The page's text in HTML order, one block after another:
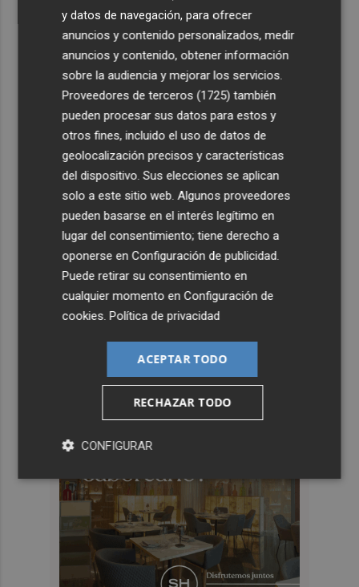
y datos de navegación, para ofrecer
anuncios y contenido personalizados, medir
anuncios y contenido, obtener información
sobre la audiencia y mejorar los servicios.
Proveedores de terceros (1725) también
pueden procesar sus datos para estos y
otros fines, incluido el uso de datos de
geolocalización precisos y características
del dispositivo. Sus elecciones se aplican
solo a este sitio web. Algunos proveedores
pueden basarse en el interés legítimo en
lugar del consentimiento; tiene derecho a
oponerse enConfiguración de publicidad
Puede retirar su consentimiento en
cualquier momento enConfiguración de
cookies .Política de privacidad
ACEPTAR TODO
RECHAZAR TODO
CONFIGURAR